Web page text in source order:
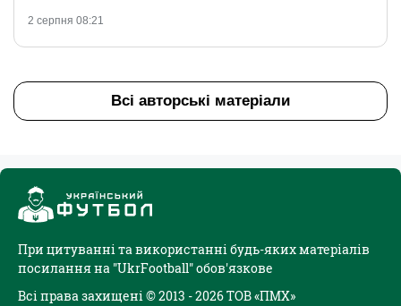
2 серпня 08:21
Всі авторські матеріали
При цитуванні та використанні будь-яких матеріалів
посилання на "UkrFootball" обов'язкове
Всі права захищені © 2013 - 2026 ТОВ «ПМХ»